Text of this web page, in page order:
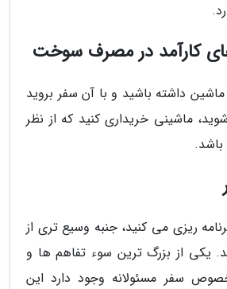
کارآمد در مصرف سوخت
داشته باشید و با آن سفر بروید
ماشینی خریداری کنید که از نظر
ریزی می کنید، جنبه وسیع تری از
یکی از بزرگ ترین سوء تفاهم ها و
سفر مسئولانه وجود دارد این